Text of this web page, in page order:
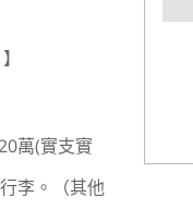
萬(實支實
李。（其他